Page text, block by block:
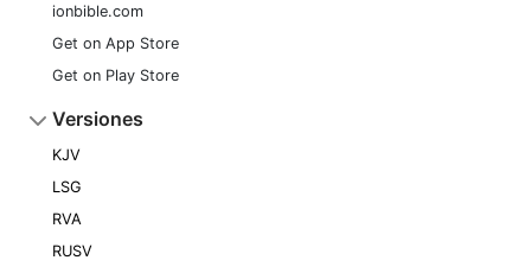
ionbible.com
Get on App Store
Get on Play Store
Versiones
KJV
LSG
RVA
RUSV